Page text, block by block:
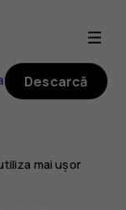
Descarcă
mai ușor